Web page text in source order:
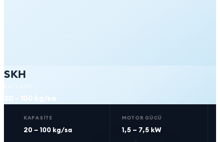
SKH
20 – 100 kg/sa
KAPASITE
20 – 100 kg/sa
MOTOR GÜCÜ
1,5 – 7,5 kW